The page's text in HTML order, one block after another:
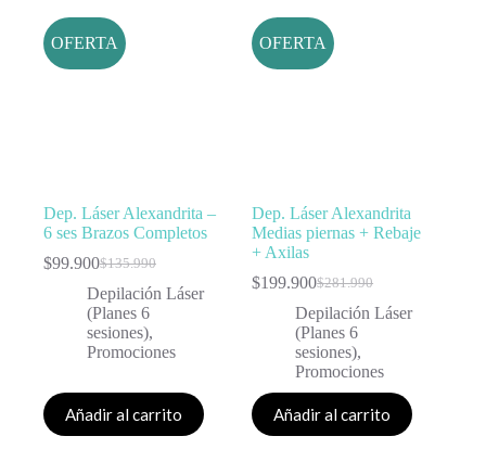
OFERTA
Dep. Láser Alexandrita –
6 ses Brazos Completos
$135.990
$99.900
Depilación Láser
(Planes 6
sesiones),
Promociones
Añadir al carrito
OFERTA
Dep. Láser Alexandrita
Medias piernas + Rebaje
+ Axilas
$281.990
$199.900
Depilación Láser
(Planes 6
sesiones),
Promociones
Añadir al carrito